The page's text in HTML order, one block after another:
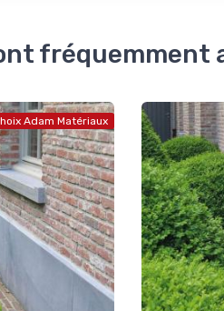
fréquemment
Adam Matériaux